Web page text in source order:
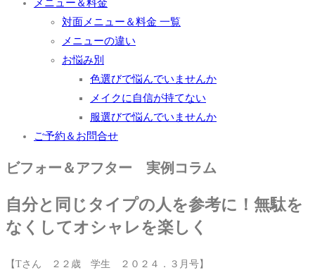
メニュー＆料金
対面メニュー＆料金 一覧
メニューの違い
お悩み別
色選びで悩んでいませんか
メイクに自信が持てない
服選びで悩んでいませんか
ご予約＆お問合せ
ビフォー＆アフター 実例コラム
自分と同じタイプの人を参考に！無駄を
なくしてオシャレを楽しく
【Tさん ２２歳 学生 ２０２４．３月号】